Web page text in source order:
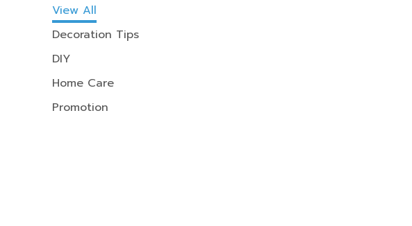
View All
Decoration Tips
DIY
Home Care
Promotion